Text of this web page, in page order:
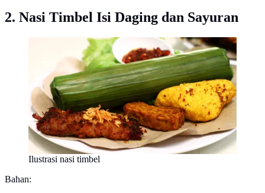
2. Nasi Timbel Isi Daging dan Sayuran
Ilustrasi nasi timbel
Bahan: